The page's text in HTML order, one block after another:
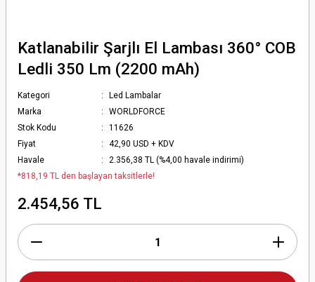
Katlanabilir Şarjlı El Lambası 360° COB
Ledli 350 Lm (2200 mAh)
Kategori
Led Lambalar
Marka
WORLDFORCE
Stok Kodu
11626
Fiyat
42,90 USD + KDV
Havale
2.356,38 TL (%4,00 havale indirimi)
*818,19 TL den başlayan taksitlerle!
2.454,56 TL